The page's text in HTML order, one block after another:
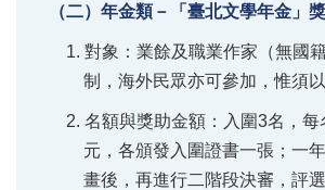
（二）年金類－「臺北文學年金」
1. 對象：業餘及職業作家（無國
制，海外民眾亦可參加，惟須以
2. 名額與獎助金額：入圍3名，
元，各頒發入圍證書一張；一
畫後，再進行二階段決審，評